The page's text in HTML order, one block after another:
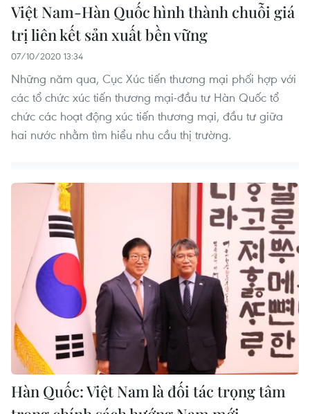
Việt Nam-Hàn Quốc hình thành chuỗi giá
trị liên kết sản xuất bền vững
07/10/2020 13:34
Những năm qua, Cục Xúc tiến thương mại phối hợp với
các tổ chức xúc tiến thương mại-đầu tư Hàn Quốc tổ
chức các hoạt động xúc tiến thương mại, đầu tư giữa
hai nước nhằm tìm hiểu nhu cầu thị trường.
Hàn Quốc: Việt Nam là đối tác trọng tâm